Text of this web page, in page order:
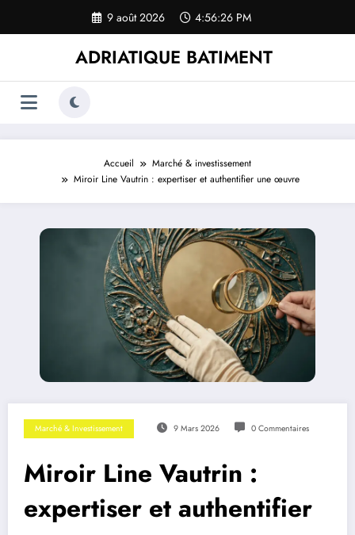
contenu
9 août 2026 4:56:27 PM
ADRIATIQUE BATIMENT
Accueil
Marché & investissement
Miroir Line Vautrin : expertiser et authentifier une œuvre
Marché & Investissement 9 Mars 2026 0 Commentaires
Miroir Line Vautrin :
expertiser et authentifier